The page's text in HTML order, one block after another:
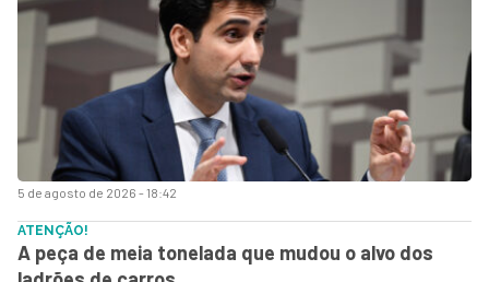
5 de agosto de 2026 - 18:42
ATENÇÃO!
A peça de meia tonelada que mudou o alvo dos